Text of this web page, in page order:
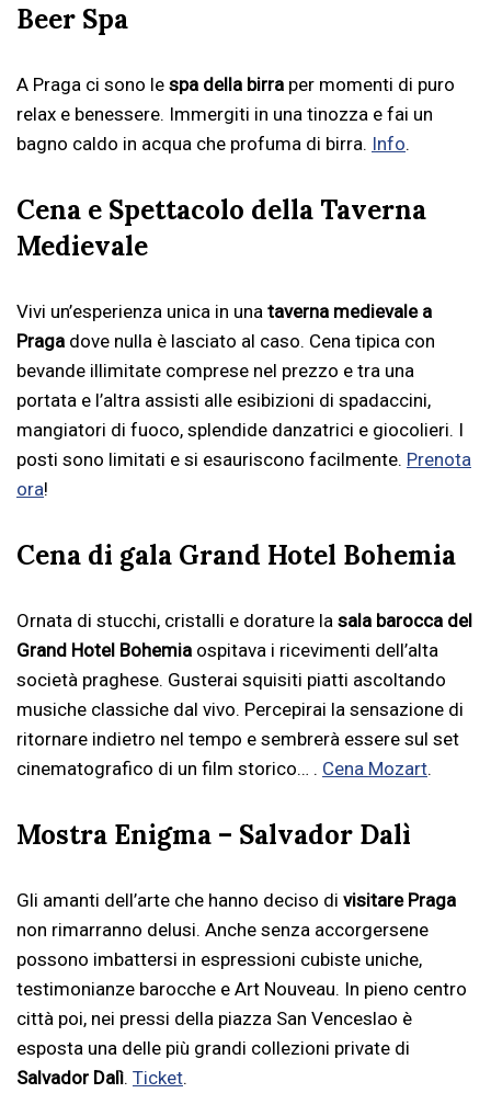
Beer Spa
A Praga ci sono le spa della birra per momenti di puro
relax e benessere. Immergiti in una tinozza e fai un
bagno caldo in acqua che profuma di birra. Info.
Cena e Spettacolo della Taverna
Medievale
Vivi un’esperienza unica in una taverna medievale a
Praga dove nulla è lasciato al caso. Cena tipica con
bevande illimitate comprese nel prezzo e tra una
portata e l’altra assisti alle esibizioni di spadaccini,
mangiatori di fuoco, splendide danzatrici e giocolieri. I
posti sono limitati e si esauriscono facilmente. Prenota
ora!
Cena di gala Grand Hotel Bohemia
Ornata di stucchi, cristalli e dorature la sala barocca del
Grand Hotel Bohemia ospitava i ricevimenti dell’alta
società praghese. Gusterai squisiti piatti ascoltando
musiche classiche dal vivo. Percepirai la sensazione di
ritornare indietro nel tempo e sembrerà essere sul set
cinematografico di un film storico… . Cena Mozart.
Mostra Enigma – Salvador Dalì
Gli amanti dell’arte che hanno deciso di visitare Praga
non rimarranno delusi. Anche senza accorgersene
possono imbattersi in espressioni cubiste uniche,
testimonianze barocche e Art Nouveau. In pieno centro
città poi, nei pressi della piazza San Venceslao è
esposta una delle più grandi collezioni private di
Salvador Dalì. Ticket.